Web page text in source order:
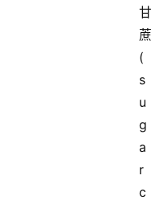
甘
蔗
(
s
u
g
a
r
c